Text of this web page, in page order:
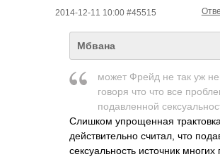
2014-12-11 10:00 #45515
Мбвана
может Фрейд не так уж
говоря что что все
подавленной
Слишком упрощенная
действительно считал, что
сексуальность источник